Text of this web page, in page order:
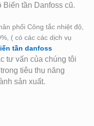
tần Danfoss cũ.
phối Công tắc nhiệt độ,
( có các các dịch vụ
tần danfoss
tư vấn của chúng tôi
tiêu thụ năng
sản xuất.